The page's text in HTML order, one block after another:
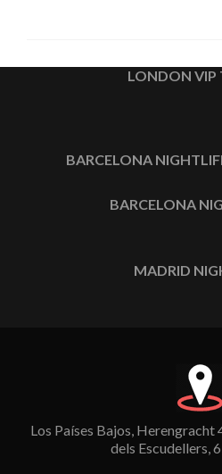
LONDON VIP
BARCELONA
BARCELONA
MADRID
Los Países Bajos,
dels Escudellers,